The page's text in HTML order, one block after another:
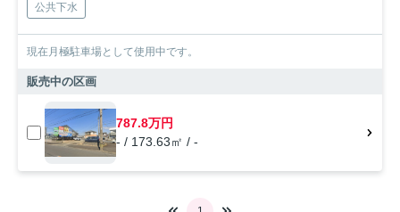
公共下水
現在月極駐車場として使用中です。
販売中の区画
787.8万円
- / 173.63㎡ / -